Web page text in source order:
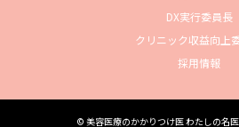
DX実行委員長
クリニック収益向上
採用情報
© 美容医療のかかりつけ医 わたしの名医